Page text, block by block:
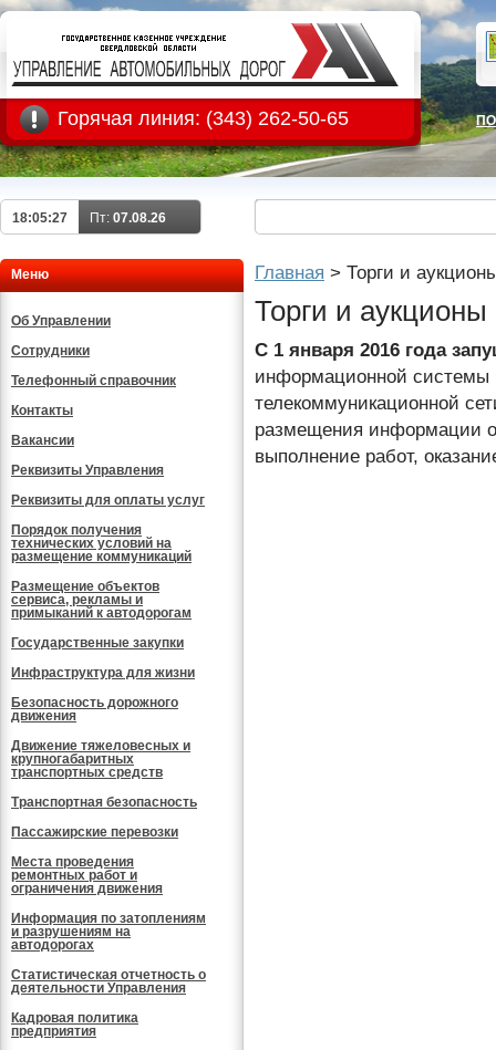
Горячая линия: (343) 262-50-65
18:05:27 Пт: 07.08.26
Меню
Об Управлении
Сотрудники
Телефонный справочник
Контакты
Вакансии
Реквизиты Управления
Реквизиты для оплаты услуг
Порядок получения
технических условий на
размещение коммуникаций
Размещение объектов
сервиса, рекламы и
примыканий к автодорогам
Государственные закупки
Инфраструктура для жизни
Безопасность дорожного
движения
Движение тяжеловесных и
крупногабаритных
транспортных средств
Транспортная безопасность
Пассажирские перевозки
Места проведения
ремонтных работ и
ограничения движения
Информация по затоплениям
и разрушениям на
автодорогах
Статистическая отчетность о
деятельности Управления
Кадровая политика
предприятия
Главная > Торги и
Торги и аукционы
С 1 января 2016 года
информационной системы
телекоммуникационной
размещения информации о
выполнение работ,